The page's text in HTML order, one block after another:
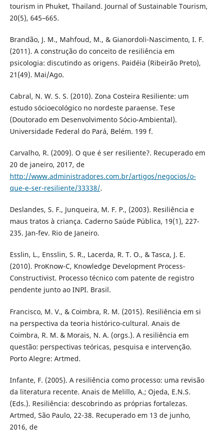
tourism in Phuket, Thailand. Journal of Sustainable Tourism,
20(5), 645–665.
Brandão, J. M., Mahfoud, M., & Gianordoli-Nascimento, I. F.
(2011). A construção do conceito de resiliência em
psicologia: discutindo as origens. Paidéia (Ribeirão Preto),
21(49). Mai/Ago.
Cabral, N. W. S. S. (2010). Zona Costeira Resiliente: um
estudo sócioecológico no nordeste paraense. Tese
(Doutorado em Desenvolvimento Sócio-Ambiental).
Universidade Federal do Pará, Belém. 199 f.
Carvalho, R. (2009). O que é ser resiliente?. Recuperado em
20 de janeiro, 2017, de
http://www.administradores.com.br/artigos/negocios/o-
que-e-ser-resiliente/33338/.
Deslandes, S. F., Junqueira, M. F. P., (2003). Resiliência e
maus tratos à criança. Caderno Saúde Pública, 19(1), 227-
235. Jan-fev. Rio de Janeiro.
Esslin, L., Ensslin, S. R., Lacerda, R. T. O., & Tasca, J. E.
(2010). ProKnow-C, Knowledge Development Process-
Constructivist. Processo técnico com patente de registro
pendente junto ao INPI. Brasil.
Francisco, M. V., & Coimbra, R. M. (2015). Resiliência em si
na perspectiva da teoria histórico-cultural. Anais de
Coimbra, R. M. & Morais, N. A. (orgs.). A resiliência em
questão: perspectivas teóricas, pesquisa e intervenção.
Porto Alegre: Artmed.
Infante, F. (2005). A resiliência como processo: uma revisão
da literatura recente. Anais de Melillo, A.; Ojeda, E.N.S.
(Eds.). Resiliência: descobrindo as próprias fortalezas.
Artmed, São Paulo, 22-38. Recuperado em 13 de junho,
2016, de